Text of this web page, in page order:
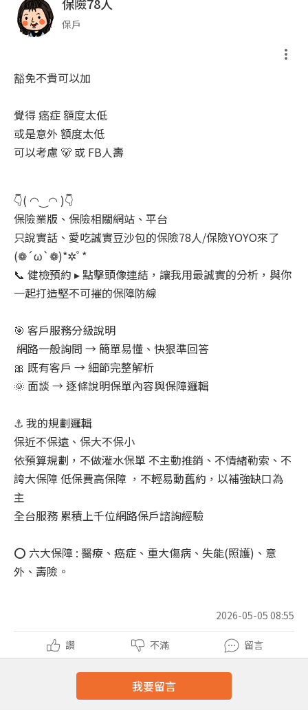
保險78人
保戶
豁免不貴可以加
覺得 癌症 額度太低
或是意外 額度太低
可以考慮 🐻 或 FB人壽
👇( ◠‿◠ )👇
保險業版、保險相關網站、平台
只說實話、愛吃誠實豆沙包的保險78人/保險YOYO來了
(❁´ω`❁)*✲ﾟ*
📞 健檢預約 ▸ 點擊頭像連結，讓我用最誠實的分析，與你
一起打造堅不可摧的保障防線
🎯 客戶服務分級說明
網路一般詢問 → 簡單易懂、快狠準回答
🎀 既有客戶 → 細節完整解析
🌞 面談 → 逐條說明保單內容與保障邏輯
⚓ 我的規劃邏輯
保近不保遠、保大不保小
依預算規劃，不做灌水保單 不主動推銷、不情緒勒索、不
誇大保障 低保費高保障 ，不輕易動舊約，以補強缺口為
主
全台服務 累積上千位網路保戶諮詢經驗
⭕ 六大保障 : 醫療、癌症、重大傷病、失能(照護)、意
外、壽險。
2026-05-05 08:55
讚 不滿 留言
我要留言